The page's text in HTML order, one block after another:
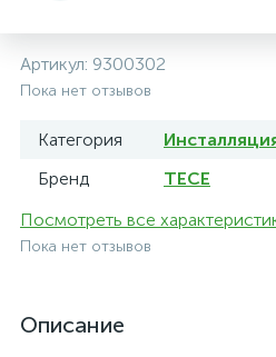
Артикул: 9300302
Пока нет отзывов
Категория
Бренд
TECE
Посмотреть все
Пока нет отзывов
Описание